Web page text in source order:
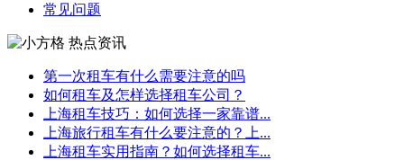
常见问题
热点资讯
第一次租车有什么需要注意的吗
如何租车及怎样选择租车公司？
上海租车技巧：如何选择一家靠谱...
上海旅行租车有什么要注意的？上...
上海租车实用指南？如何选择租车...